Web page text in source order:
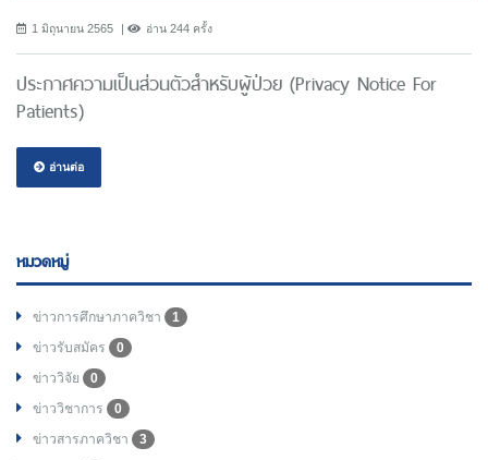
1 มิถุนายน 2565 อ่าน 244 ครั้ง
ประกาศความเป็นส่วนตัวสำหรับผู้ป่วย (Privacy Notice For
Patients)
อ่านต่อ
หมวดหมู่
ข่าวการศึกษาภาควิชา
1
ข่าวรับสมัคร
0
ข่าววิจัย
0
ข่าววิชาการ
0
ข่าวสารภาควิชา
3